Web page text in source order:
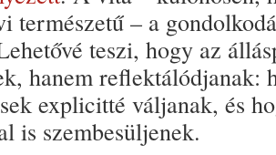
természetű – a
teszi, hogy az
hanem reflektálódjanak:
explicitté váljanak, és
is szembesüljenek.